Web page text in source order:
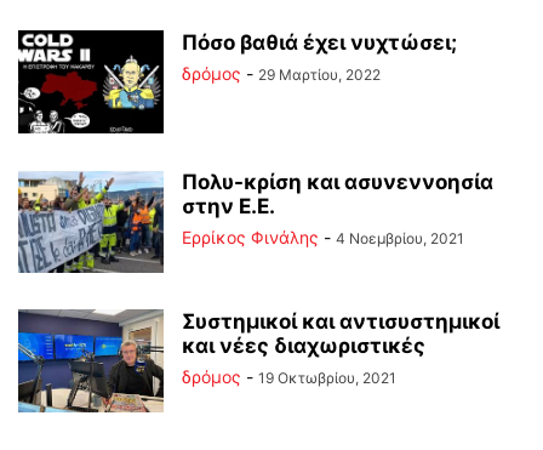
Πόσο βαθιά έχει νυχτώσει;
δρόμος - 29 Μαρτίου, 2022
Πολυ-κρίση και ασυνεννοησία
στην Ε.Ε.
Ερρίκος Φινάλης - 4 Νοεμβρίου, 2021
Συστημικοί και αντισυστημικοί
και νέες διαχωριστικές
δρόμος - 19 Οκτωβρίου, 2021